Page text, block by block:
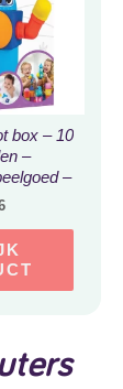
box – 10
–
–